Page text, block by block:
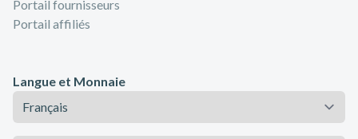
Portail fournisseurs
Portail affiliés
Langue et Monnaie